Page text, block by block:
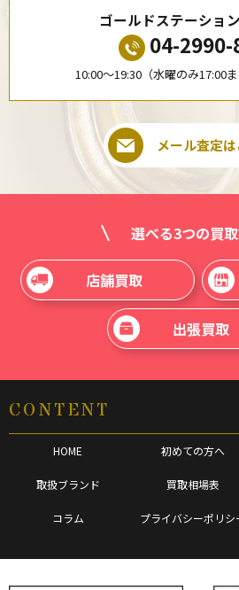
ゴールドステーショ
04-2990-
10:00〜19:30（水曜のみ17:00
メール査定
選べる3つの買
店舗買取
出張買取
CONTENT
HOME 初めての方へ
取扱ブランド 買取相場表
コラム プライバシーポリシ